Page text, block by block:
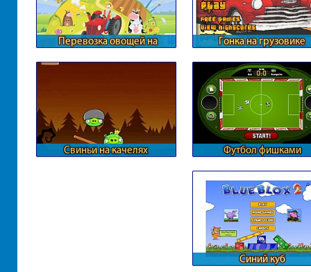
Перевозка овощей на
Гонка на грузовике
Свиньи на качелях Футбол фишками
Синий куб